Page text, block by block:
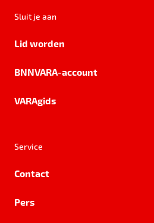
Sluit je aan
Lid worden
BNNVARA-account
VARAgids
Service
Contact
Pers